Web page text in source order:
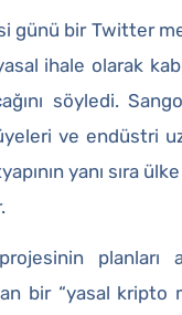
günü bir Twitter
ihale olarak
söyledi.
ve endüstri
yanı sıra
planları
bir “yasal kripto